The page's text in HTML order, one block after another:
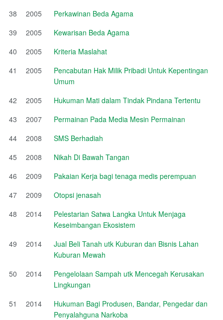
38
2005
Perkawinan Beda Agama
39
2005
Kewarisan Beda Agama
40
2005
Kriteria Maslahat
41
2005
Pencabutan Hak Milik Pribadi Untuk Kepentingan
Umum
42
2005
Hukuman Mati dalam Tindak Pindana Tertentu
43
2007
Permainan Pada Media Mesin Permainan
44
2008
SMS Berhadiah
45
2008
Nikah Di Bawah Tangan
46
2009
Pakaian Kerja bagi tenaga medis perempuan
47
2009
Otopsi jenasah
48
2014
Pelestarian Satwa Langka Untuk Menjaga
Keseimbangan Ekosistem
49
2014
Jual Beli Tanah utk Kuburan dan Bisnis Lahan
Kuburan Mewah
50
2014
Pengelolaan Sampah utk Mencegah Kerusakan
Lingkungan
51
2014
Hukuman Bagi Produsen, Bandar, Pengedar dan
Penyalahguna Narkoba